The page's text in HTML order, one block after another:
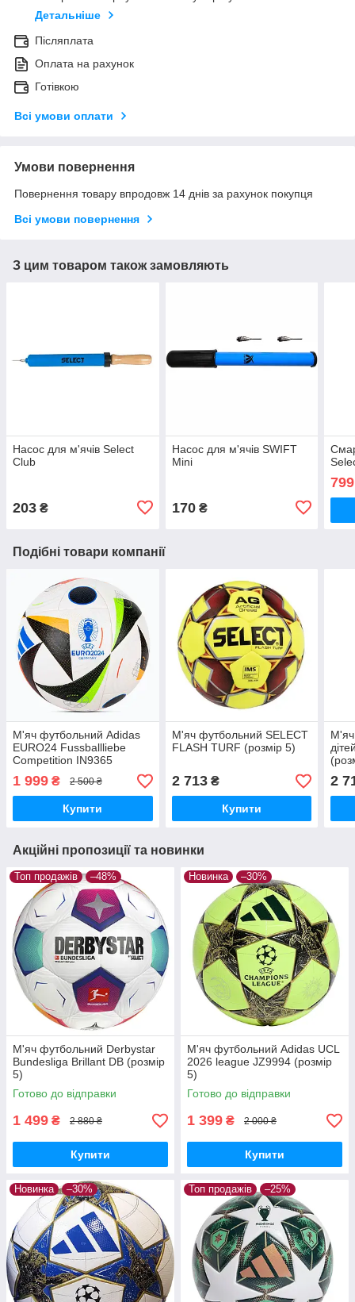
Детальніше
Післяплата
Оплата на рахунок
Готівкою
Всі умови оплати
Умови повернення
Повернення товару впродовж 14 днів за рахунок покупця
Всі умови повернення
З цим товаром також замовляють
Насос для м'ячів Select
Club
203 ₴
Насос для м'ячів SWIFT
Mini
170₴
799
Подібні товари компанії
М'яч футбольний Adidas
EURO24 Fussballliebe
Competition IN9365
(розмір 4)
1 999 ₴ 2 500 ₴
Купити
М'яч футбольний SELECT
FLASH TURF (розмір 5)
2 713₴
Купити
2
Акційні пропозиції та новинки
Топ продажів –48%
М'яч футбольний Derbystar
Bundesliga Brillant DB (розмір
5)
Готово до відправки
1 499 ₴ 2 880 ₴
Купити
Новинка –30%
М'яч футбольний Adidas UCL
2026 league JZ9994 (розмір
5)
Готово до відправки
1 399 ₴ 2 000 ₴
Купити
Новинка –30% Топ продажів –25%